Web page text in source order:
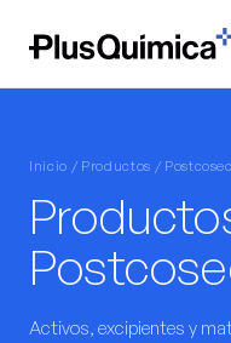
Inicio / Productos /
Activos, excipientes y